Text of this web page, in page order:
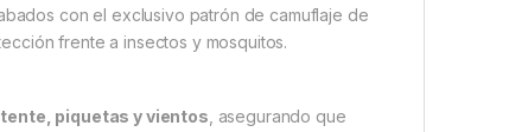
con el exclusivo patrón de camuflaje de
frente a insectos y mosquitos.
piquetas y vientos , asegurando que